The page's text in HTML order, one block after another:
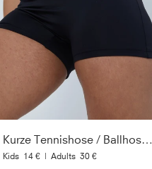
Kurze Tennishose / Ballhose, schwarz
Kids 14 € | Adults 30 €